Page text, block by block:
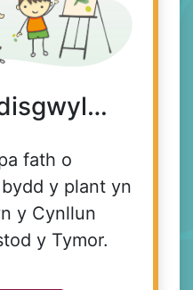
fath o
y plant yn
y Cynllun
y Tymor.